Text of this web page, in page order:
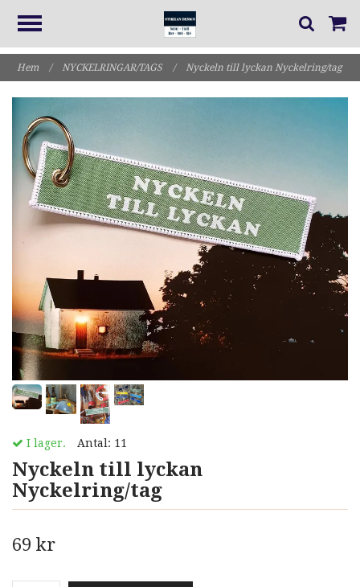
Hem / NYCKELRINGAR/TAGS / Nyckeln till lyckan Nyckelring/tag
I lager. Antal: 11
Nyckeln till lyckan
Nyckelring/tag
69 kr